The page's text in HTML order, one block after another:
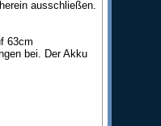
ausschließen.
63cm
bei. Der Akku